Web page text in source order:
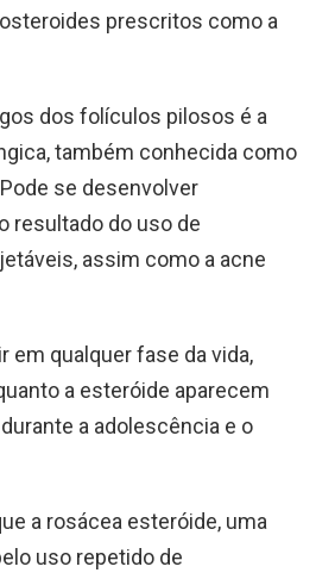
prescritos como a
dos folículos pilosos é a
também conhecida como
se desenvolver
resultado do uso de
assim como a acne
em qualquer fase da vida,
a esteróide aparecem
a adolescência e o
a rosácea esteróide, uma
uso repetido de